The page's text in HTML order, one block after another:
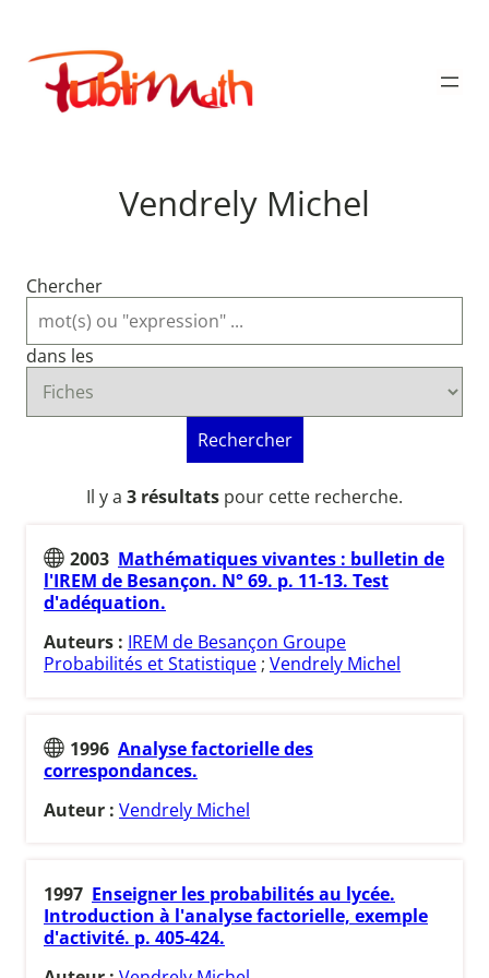
contenu
Publimath
Vendrely Michel
Chercher
dans les
Rechercher
Il y a 3 résultats pour cette recherche.
2003 Mathématiques vivantes : bulletin de
l'IREM de Besançon. N° 69. p. 11-13. Test
d'adéquation.
Auteurs : IREM de Besançon Groupe
Probabilités et Statistique ; Vendrely Michel
1996 Analyse factorielle des
correspondances.
Auteur : Vendrely Michel
1997 Enseigner les probabilités au lycée.
Introduction à l'analyse factorielle, exemple
d'activité. p. 405-424.